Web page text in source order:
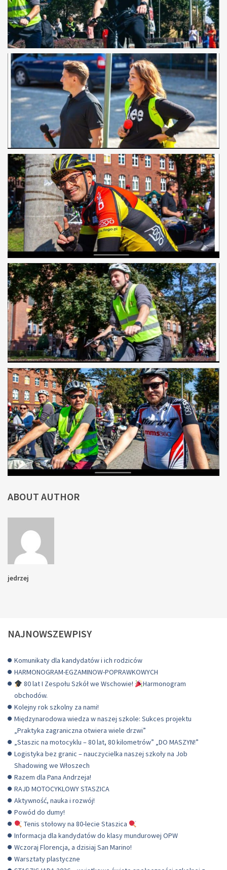
ABOUT AUTHOR
jedrzej
NAJNOWSZEWPISY
Komunikaty dla kandydatów i ich rodziców
HARMONOGRAM-EGZAMINOW-POPRAWKOWYCH
80 lat I Zespołu Szkół we Wschowie!
Harmonogram
obchodów.
Kolejny rok szkolny za nami!
Międzynarodowa wiedza w naszej szkole: Sukces projektu
„Praktyka zagraniczna otwiera wiele drzwi”
„Staszic na motocyklu – 80 lat, 80 kilometrów” „DO MASZYN!”
Logistyka bez granic – nauczycielka naszej szkoły na Job
Shadowing we Włoszech
Razem dla Pana Andrzeja!
RAJD MOTOCYKLOWY STASZICA
Aktywność, nauka i rozwój!
Powód do dumy!
Tenis stołowy na 80-lecie Staszica
Informacja dla kandydatów do klasy mundurowej OPW
Wczoraj Florencja, a dzisiaj San Marino!
Warsztaty plastyczne